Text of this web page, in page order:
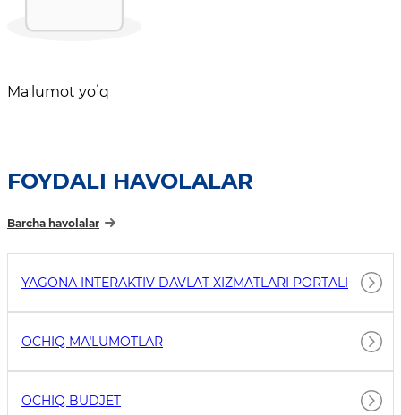
Maʼlumot yoʻq
FOYDALI HAVOLALAR
Barcha havolalar
YAGONA INTERAKTIV DAVLAT XIZMATLARI PORTALI
OCHIQ MAʼLUMOTLAR
OCHIQ BUDJET